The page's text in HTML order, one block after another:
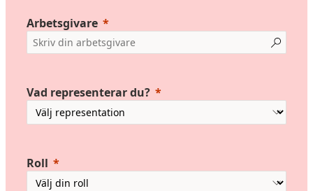
Arbetsgivare
Vad representerar du?
Roll